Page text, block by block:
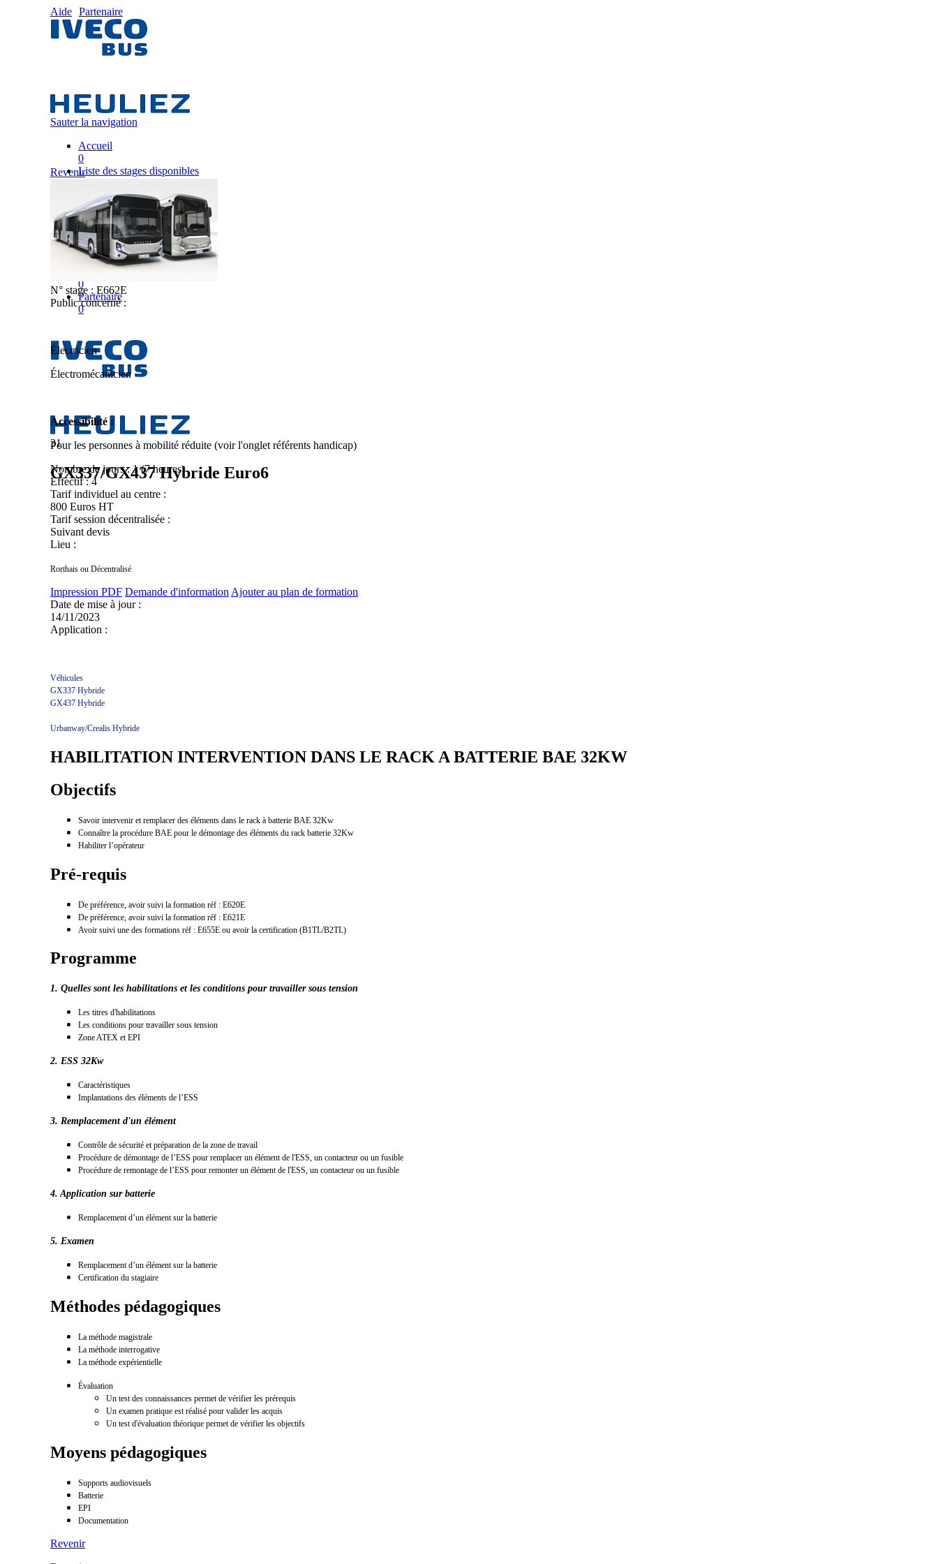
Aide Partenaire
Sauter la navigation
Accueil
0
Liste des stages disponibles
Liste des stages
0
Nos équipes pédagogiques
0
IVECO FRANCE
0
Mon plan de formation
0
Partenaire
0
31
GX337/GX437 Hybride Euro6
Revenir
N° stage : E662E
Public concerné :
Électricien
Électromécanicien
Accessibilité :
Pour les personnes à mobilité réduite (voir l'onglet référents handicap)
Nombre de jours :1 (7 heures)
Effectif :4
Tarif individuel au centre :
800 Euros HT
Tarif session décentralisée :
Suivant devis
Lieu :
Rorthais ou Décentralisé
Impression PDF Demande d'information Ajouter au plan de formation
Date de mise à jour :
14/11/2023
Application :
Véhicules
GX337 Hybride
GX437 Hybride
Urbanway/Crealis Hybride
HABILITATION INTERVENTION DANS LE RACK A BATTERIE BAE 32KW
Objectifs
Savoir intervenir et remplacer des éléments dans le rack à batterie BAE 32Kw
Connaître la procédure BAE pour le démontage des éléments du rack batterie 32Kw
Habiliter l’opérateur
Pré-requis
De préférence, avoir suivi la formation réf : E620E
De préférence, avoir suivi la formation réf : E621E
Avoir suivi une des formations réf : E655E ou avoir la certification (B1TL/B2TL)
Programme
1. Quelles sont les habilitations et les conditions pour travailler sous tension
Les titres d'habilitations
Les conditions pour travailler sous tension
Zone ATEX et EPI
2. ESS 32Kw
Caractéristiques
Implantations des éléments de l’ESS
3. Remplacement d'un élément
Contrôle de sécurité et préparation de la zone de travail
Procédure de démontage de l’ESS pour remplacer un élément de l'ESS, un contacteur ou un fusible
Procédure de remontage de l’ESS pour remonter un élément de l'ESS, un contacteur ou un fusible
4. Application sur batterie
Remplacement d’un élément sur la batterie
5. Examen
Remplacement d’un élément sur la batterie
Certification du stagiaire
Méthodes pédagogiques
La méthode magistrale
La méthode interrogative
La méthode expérientielle
Évaluation
Un test des connaissances permet de vérifier les prérequis
Un examen pratique est réalisé pour valider les acquis
Un test d'évaluation théorique permet de vérifier les objectifs
Moyens pédagogiques
Supports audiovisuels
Batterie
EPI
Documentation
Revenir